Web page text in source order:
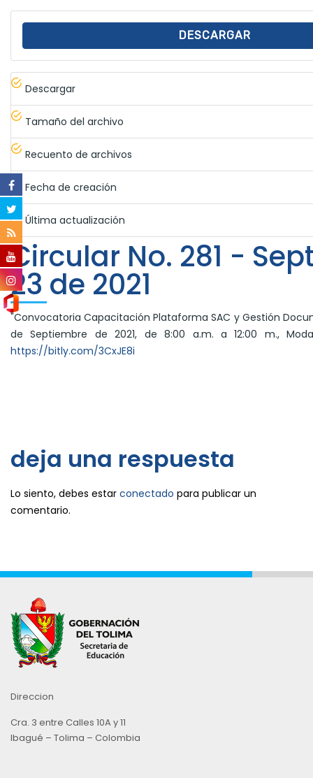
DESCARGAR
Descargar
Tamaño del archivo
Recuento de archivos
Fecha de creación
Última actualización
Circular No. 281 -
23 de 2021
"Convocatoria Capacitación Plataforma SAC y Gestión
de Septiembre de 2021, de 8:00 a.m. a 12:00 m.,
https://bitly.com/3CxJE8i
deja una respuesta
Lo siento, debes estar conectado para publicar un
comentario.
Direccion
Cra. 3 entre Calles 10A y 11
Ibagué – Tolima – Colombia